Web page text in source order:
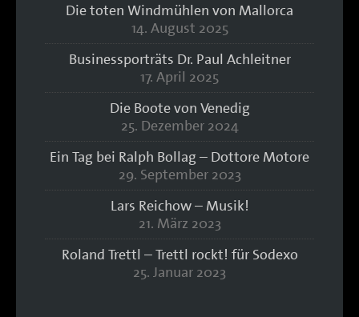
Die toten Windmühlen von Mallorca
14. August 2025
Businessporträts Dr. Paul Achleitner
17. April 2025
Die Boote von Venedig
25. Dezember 2024
Ein Tag bei Ralph Bollag – Dottore Motore
29. September 2023
Lars Reichow – Musik!
21. März 2023
Roland Trettl – Trettl rockt! für Sodexo
25. Januar 2023